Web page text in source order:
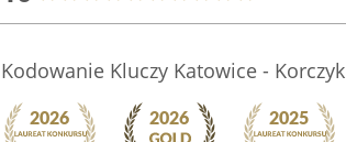
Kodowanie Kluczy Katowice - Korczyk